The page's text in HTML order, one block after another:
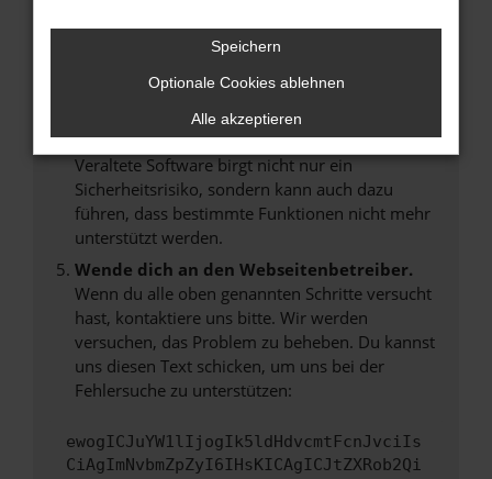
Das kann manchmal helfen, vorübergehende
Probleme zu beheben.
Stelle sicher, dass dein Browser und dein
Betriebssystem auf dem neuesten Stand
sind.
Veraltete Software birgt nicht nur ein
Sicherheitsrisiko, sondern kann auch dazu
führen, dass bestimmte Funktionen nicht mehr
unterstützt werden.
Wende dich an den Webseitenbetreiber.
Wenn du alle oben genannten Schritte versucht
hast, kontaktiere uns bitte. Wir werden
versuchen, das Problem zu beheben. Du kannst
uns diesen Text schicken, um uns bei der
Fehlersuche zu unterstützen:
ewogICJuYW1lIjogIk5ldHdvcmtFcnJvciIs
CiAgImNvbmZpZyI6IHsKICAgICJtZXRob2Qi
Speichern
Optionale Cookies ablehnen
Alle akzeptieren